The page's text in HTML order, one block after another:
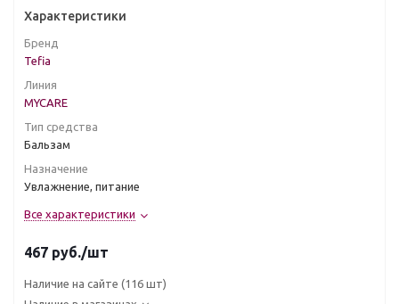
Характеристики
Бренд
Tefia
Линия
MYCARE
Тип средства
Бальзам
Назначение
Увлажнение, питание
Все характеристики
467 руб./шт
Наличие на сайте (116 шт)